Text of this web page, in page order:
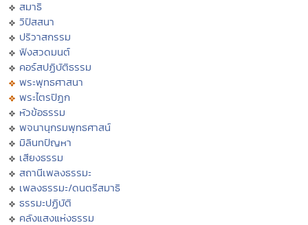
สมาธิ
วิปัสสนา
ปริวาสกรรม
ฟังสวดมนต์
คอร์สปฏิบัติธรรม
พระพุทธศาสนา
พระไตรปิฏก
หัวข้อธรรม
พจนานุกรมพุทธศาสน์
มิลินทปัญหา
เสียงธรรม
สถานีเพลงธรรมะ
เพลงธรรมะ/ดนตรีสมาธิ
ธรรมะปฏิบัติ
คลังแสงแห่งธรรม